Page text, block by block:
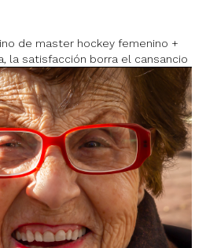
de master hockey femenino +
la satisfacción borra el cansancio